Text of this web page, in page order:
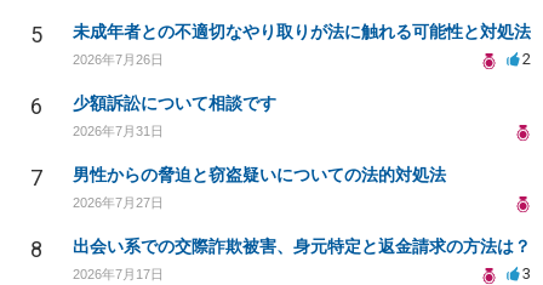
5 未成年者との不適切なやり取りが法に触れる可能性と対処法
2026年7月26日 2
6 少額訴訟について相談です
2026年7月31日
7 男性からの脅迫と窃盗疑いについての法的対処法
2026年7月27日
8 出会い系での交際詐欺被害、身元特定と返金請求の方法は？
2026年7月17日 3